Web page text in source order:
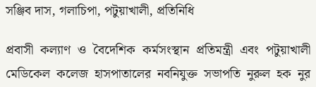
সঞ্জিব দাস, গলাচিপা, পটুয়াখালী, প্রতিনিধি
প্রবাসী কল্যাণ ও বৈদেশিক কর্মসংস্থান প্রতিমন্ত্রী এবং পটুয়াখালী
মেডিকেল কলেজ হাসপাতালের নবনিযুক্ত সভাপতি নুরুল হক নুর